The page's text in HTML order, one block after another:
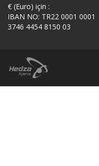
€ (Euro) için :
IBAN NO: TR22 0001 0001
3746 4454 8150 03